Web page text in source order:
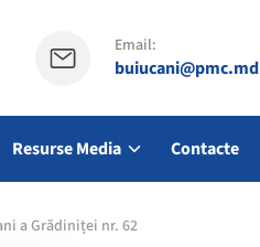
Email:
buiucani@pmc.md
Resurse Media Contacte
a Grădiniței nr. 62